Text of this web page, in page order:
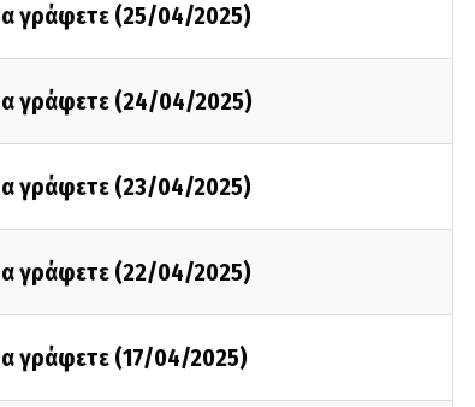
γράφετε (25/04/2025)
γράφετε (24/04/2025)
γράφετε (23/04/2025)
γράφετε (22/04/2025)
γράφετε (17/04/2025)